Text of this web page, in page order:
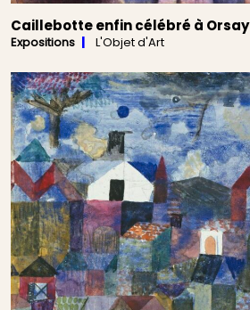
Caillebotte enfin célébré à Orsay
Expositions L'Objet d'Art